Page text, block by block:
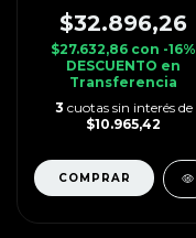
$32.896,26
$27.632,86 con -16%
DESCUENTO en
Transferencia
3 cuotas sin interés de
$10.965,42